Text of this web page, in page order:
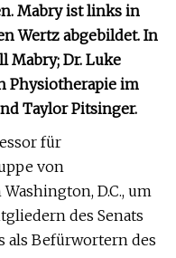
Mabry ist links in
Wertz abgebildet. In
Mabry; Dr. Luke
Physiotherapie im
Taylor Pitsinger.
für
von
D.C., um
des Senats
als Befürwortern des